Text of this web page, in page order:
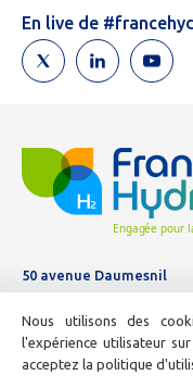
humain,
ne
remplissez
pas
En live de
50 avenue Daumesnil
01 44 11 10 04
E-mail :
info@france-
Nous utilisons des
l'expérience utilisateur
acceptez la politique